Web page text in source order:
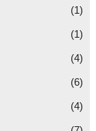
(1)
(1)
(4)
(6)
(4)